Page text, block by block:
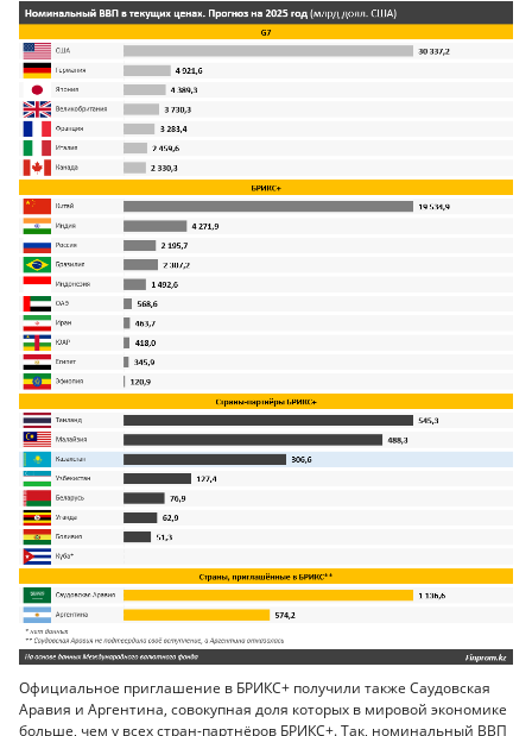
Официальное приглашение в БРИКС+ получили также Саудовская
Аравия и Аргентина, совокупная доля которых в мировой экономике
больше, чем у всех стран-партнёров БРИКС+. Так, номинальный ВВП